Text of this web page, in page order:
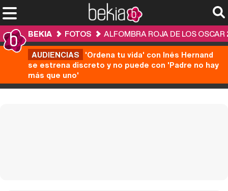
BEKIA FOTOS
ALFOMBRA ROJA DE LOS OSCAR
AUDIENCIAS 'Ordena tu vida' con Inés Hernand
se estrena discreto y no puede con 'Padre no hay
más que uno'